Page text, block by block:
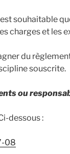
souhaitable
charges et les
du
souscrite.
ou
dessous :
08